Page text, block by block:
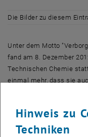
Die Bilder zu diesem
Unter dem Motto
fand am 8. Dezember
Technischen Chemie
einmal mehr, dass sie
War der erste TCH-Cup
Mannschaften, so
Hinweis zu
Techniken